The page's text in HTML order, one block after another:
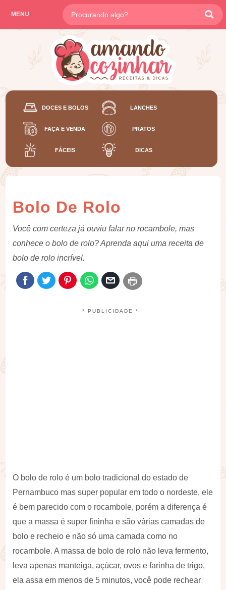
MENU
DOCES E BOLOS LANCHES
FAÇA E VENDA PRATOS
FÁCEIS DICAS
Bolo De Rolo
Você com certeza já ouviu falar no rocambole, mas
conhece o bolo de rolo? Aprenda aqui uma receita de
bolo de rolo incrível.
* PUBLICIDADE *
O bolo de rolo é um bolo tradicional do estado de
Pernambuco mas super popular em todo o nordeste, ele
é bem parecido com o rocambole, porém a diferença é
que a massa é super fininha e são várias camadas de
bolo e recheio e não só uma camada como no
rocambole. A massa de bolo de rolo não leva fermento,
leva apenas manteiga, açúcar, ovos e farinha de trigo,
ela assa em menos de 5 minutos, você pode rechear